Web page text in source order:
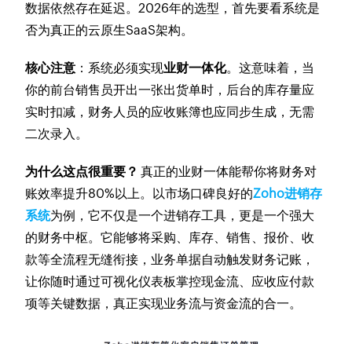
数据依然存在延迟。2026年的选型，首先要看系统是
否为真正的云原生SaaS架构。
核心注意 ：系统必须实现业财一体化。这意味着，当
你的前台销售员开出一张出货单时，后台的库存量应
实时扣减，财务人员的应收账簿也应同步生成，无需
二次录入。
为什么这点很重要？ 真正的业财一体能帮你将财务对
账效率提升80%以上。以市场口碑良好的Zoho进销存
系统为例，它不仅是一个进销存工具，更是一个强大
的财务中枢。它能够将采购、库存、销售、报价、收
款等全流程无缝衔接，业务单据自动触发财务记账，
让你随时通过可视化仪表板掌控现金流、应收应付款
项等关键数据，真正实现业务流与资金流的合一。